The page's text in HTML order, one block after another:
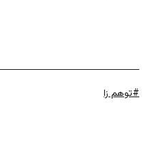
برچسب
توهم زا